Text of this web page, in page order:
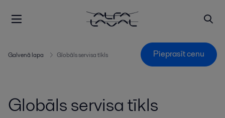
Galvenā lapa Globāls servisa tīkls Pieprasīt cenu
Globāls servisa tīkls